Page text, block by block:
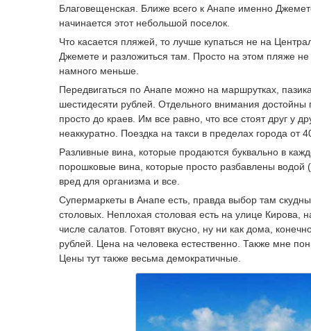
Благовещенская. Ближе всего к Анапе именно
начинается этот небольшой поселок.
Что касается пляжей, то лучше купаться не на
Джемете и разложиться там. Просто на этом пляже
намного меньше.
Передвигаться по Анапе можно на маршрутках,
шестидесяти рублей. Отдельного внимания
просто до краев. Им все равно, что все стоят друг у
неаккуратно. Поездка на такси в пределах города
Разливные вина, которые продаются буквально в
порошковые вина, которые просто разбавлены водой
вред для организма и все.
Супермаркеты в Анапе есть, правда выбор там
столовых. Неплохая столовая есть на улице
числе салатов. Готовят вкусно, ну ни как дома,
рублей. Цена на человека естественно. Также мне
Цены тут также весьма демократичные.